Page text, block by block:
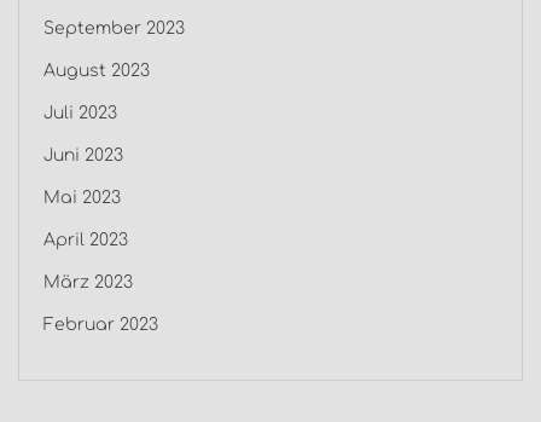
September 2023
August 2023
Juli 2023
Juni 2023
Mai 2023
April 2023
März 2023
Februar 2023